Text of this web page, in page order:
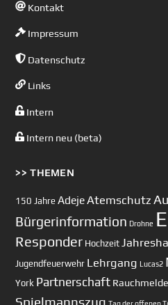
Kontakt
Impressum
Datenschutz
Links
Intern
Intern neu (beta)
>> THEMEN
150 Jahre AdejeAtemschutz
Bürgerinformation Drohne
Responder Hochzeit
Jugendfeuerwehr Lehrgang Lucas2
York Partnerschaft
Spielmannszug